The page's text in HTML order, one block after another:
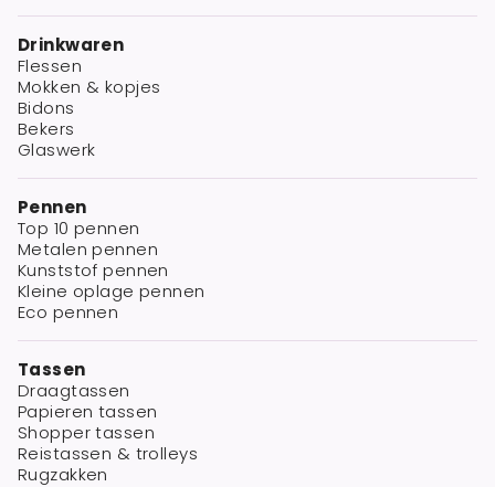
Drinkwaren
Flessen
Mokken & kopjes
Bidons
Bekers
Glaswerk
Pennen
Top 10 pennen
Metalen pennen
Kunststof pennen
Kleine oplage pennen
Eco pennen
Tassen
Draagtassen
Papieren tassen
Shopper tassen
Reistassen & trolleys
Rugzakken